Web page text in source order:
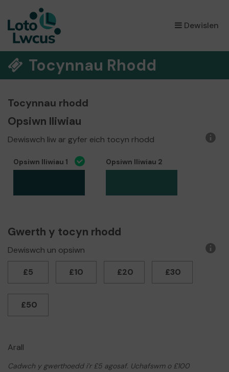
Dewislen
×
Tocynnau Rhodd
Tocynnau rhodd
Opsiwn lliwiau
Dewiswch liw ar gyfer eich tocyn rhodd
Opsiwn lliwiau 1 Opsiwn lliwiau 2
Gwerth y tocyn rhodd
Dewiswch un opsiwn
£5 £10 £20 £30
£50
Arall
Cadwch y gwerthoedd i’r £5 agosaf. Uchafswm o £100